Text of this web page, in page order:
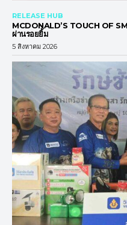
RELEASE HUB
MCDONALD’S TOUCH OF
ผ่านรอยยิ้ม
5 สิงหาคม 2026